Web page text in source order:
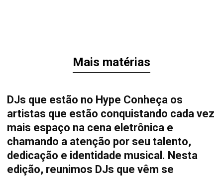
Mais matérias
DJs que estão no Hype Conheça os
artistas que estão conquistando cada vez
mais espaço na cena eletrônica e
chamando a atenção por seu talento,
dedicação e identidade musical. Nesta
edição, reunimos DJs que vêm se